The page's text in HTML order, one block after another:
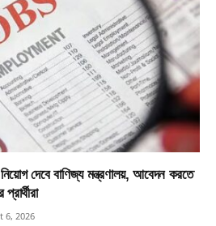
দেবে বাণিজ্য মন্ত্রণালয়, আবেদন করতে
6, 2026